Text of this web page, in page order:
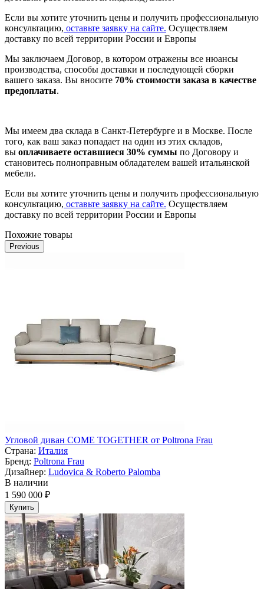
Если вы хотите уточнить цены и получить профессиональную
консультацию, оставьте заявку на сайте. Осуществляем
доставку по всей территории России и Европы
Мы заключаем Договор, в котором отражены все нюансы
производства, способы доставки и последующей сборки
вашего заказа. Вы вносите 70% стоимости заказа в качестве
предоплаты.
Мы имеем два склада в Санкт-Петербурге и в Москве. После
того, как ваш заказ попадает на один из этих складов,
вы оплачиваете оставшиеся 30% суммы по Договору и
становитесь полноправным обладателем вашей итальянской
мебели.
Если вы хотите уточнить цены и получить профессиональную
консультацию, оставьте заявку на сайте. Осуществляем
доставку по всей территории России и Европы
Похожие товары
Previous
Угловой диван COME TOGETHER от Poltrona Frau
Страна: Италия
Бренд: Poltrona Frau
Дизайнер: Ludovica & Roberto Palomba
В наличии
1 590 000 ₽
Купить